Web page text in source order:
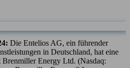
Die Entelios AG, ein führender
in Deutschland, hat eine
Energy Ltd. (Nasdaq: